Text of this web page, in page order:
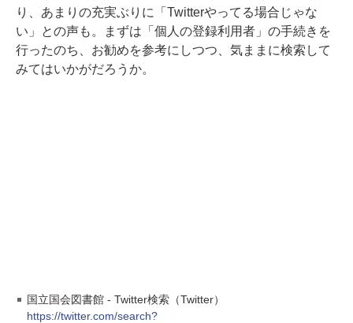
り、あまりの充実ぶりに「Twitterやってる場合じゃな
い」との声も。まずは「個人の登録利用者」の手続きを
行ったのち、お勧めを参考にしつつ、気ままに検索して
みてはいかがだろうか。
国立国会図書館 - Twitter検索（Twitter）
https://twitter.com/search?